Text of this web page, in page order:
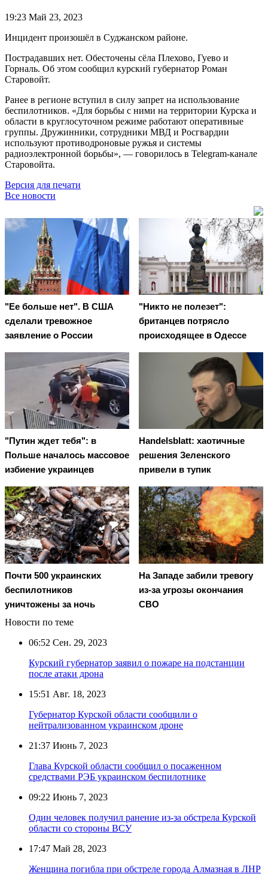
19:23 Май 23, 2023
Инцидент произошёл в Суджанском районе.
Пострадавших нет. Обесточены сёла Плехово, Гуево и
Горналь. Об этом сообщил курский губернатор Роман
Старовойт.
Ранее в регионе вступил в силу запрет на использование
беспилотников. «Для борьбы с ними на территории Курска и
области в круглосуточном режиме работают оперативные
группы. Дружинники, сотрудники МВД и Росгвардии
используют противодроновые ружья и системы
радиоэлектронной борьбы», — говорилось в Telegram-канале
Старовойта.
Версия для печати
Все новости
"Ее больше нет". В США
сделали тревожное
заявление о России
"Никто не полезет":
британцев потрясло
происходящее в Одессе
"Путин ждет тебя": в
Польше началось массовое
избиение украинцев
Handelsblatt: хаотичные
решения Зеленского
привели в тупик
Почти 500 украинских
беспилотников
уничтожены за ночь
На Западе забили тревогу
из-за угрозы окончания
СВО
Новости по теме
06:52 Сен. 29, 2023
Курский губернатор заявил о пожаре на подстанции
после атаки дрона
15:51 Авг. 18, 2023
Губернатор Курской области сообщили о
нейтрализованном украинском дроне
21:37 Июнь 7, 2023
Глава Курской области сообщил о посаженном
средствами РЭБ украинском беспилотнике
09:22 Июнь 7, 2023
Один человек получил ранение из-за обстрела Курской
области со стороны ВСУ
17:47 Май 28, 2023
Женщина погибла при обстреле города Алмазная в ЛНР